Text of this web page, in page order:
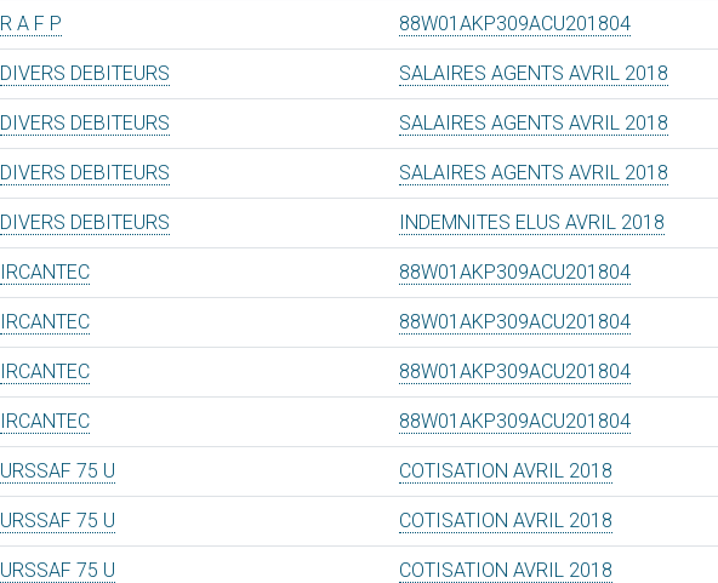
R A F P 88W01AKP309ACU201804
DIVERS DEBITEURS SALAIRES AGENTS AVRIL 2018
DIVERS DEBITEURS SALAIRES AGENTS AVRIL 2018
DIVERS DEBITEURS SALAIRES AGENTS AVRIL 2018
DIVERS DEBITEURS INDEMNITES ELUS AVRIL 2018
IRCANTEC 88W01AKP309ACU201804
IRCANTEC 88W01AKP309ACU201804
IRCANTEC 88W01AKP309ACU201804
IRCANTEC 88W01AKP309ACU201804
URSSAF 75 U COTISATION AVRIL 2018
URSSAF 75 U COTISATION AVRIL 2018
URSSAF 75 U COTISATION AVRIL 2018